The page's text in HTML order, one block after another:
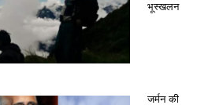
भूस्खलन
जर्मन की